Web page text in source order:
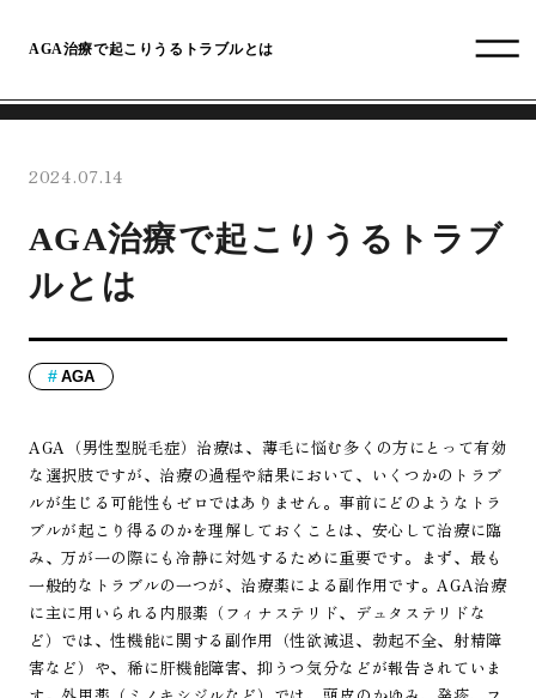
AGA治療で起こりうるトラブルとは
2024.07.14
AGA治療で起こりうるトラブ
ルとは
AGA
AGA（男性型脱毛症）治療は、薄毛に悩む多くの方にとって有効
な選択肢ですが、治療の過程や結果において、いくつかのトラブ
ルが生じる可能性もゼロではありません。事前にどのようなトラ
ブルが起こり得るのかを理解しておくことは、安心して治療に臨
み、万が一の際にも冷静に対処するために重要です。まず、最も
一般的なトラブルの一つが、治療薬による副作用です。AGA治療
に主に用いられる内服薬（フィナステリド、デュタステリドな
ど）では、性機能に関する副作用（性欲減退、勃起不全、射精障
害など）や、稀に肝機能障害、抑うつ気分などが報告されていま